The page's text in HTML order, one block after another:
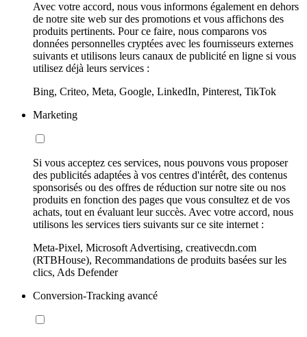
Avec votre accord, nous vous informons également en dehors
de notre site web sur des promotions et vous affichons des
produits pertinents. Pour ce faire, nous comparons vos
données personnelles cryptées avec les fournisseurs externes
suivants et utilisons leurs canaux de publicité en ligne si vous
utilisez déjà leurs services :
Bing, Criteo, Meta, Google, LinkedIn, Pinterest, TikTok
Marketing
Si vous acceptez ces services, nous pouvons vous proposer
des publicités adaptées à vos centres d'intérêt, des contenus
sponsorisés ou des offres de réduction sur notre site ou nos
produits en fonction des pages que vous consultez et de vos
achats, tout en évaluant leur succès. Avec votre accord, nous
utilisons les services tiers suivants sur ce site internet :
Meta-Pixel, Microsoft Advertising, creativecdn.com
(RTBHouse), Recommandations de produits basées sur les
clics, Ads Defender
Conversion-Tracking avancé